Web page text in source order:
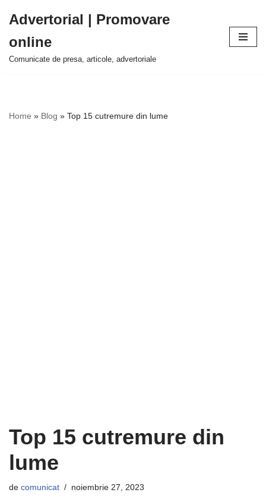
la
conținut
Advertorial | Promovare
online
Comunicate de presa, articole, advertoriale
Home » Blog » Top 15 cutremure din lume
Top 15 cutremure din
lume
de comunicat noiembrie 27, 2023